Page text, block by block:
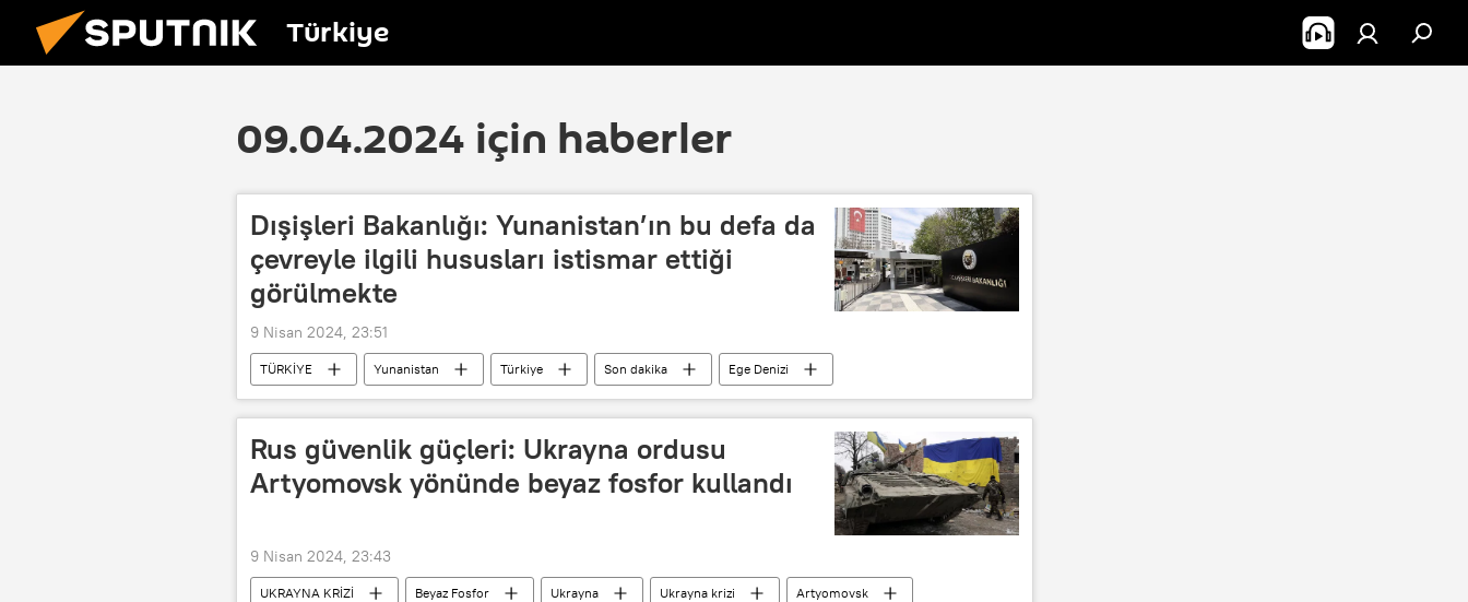
Türkiye
09.04.2024 için haberler
Dışişleri Bakanlığı: Yunanistan’ın bu defa da
çevreyle ilgili hususları istismar ettiği
görülmekte
9 Nisan 2024, 23:51
TÜRKİYE Yunanistan Türkiye Son dakika Ege Denizi
Rus güvenlik güçleri: Ukrayna ordusu
Artyomovsk yönünde beyaz fosfor kullandı
9 Nisan 2024, 23:43
UKRAYNA KRİZİ Beyaz Fosfor Ukrayna Ukrayna krizi Artyomovsk